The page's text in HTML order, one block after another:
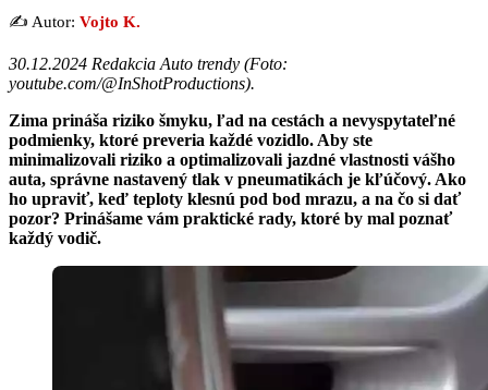
✍️ Autor: Vojto K.
30.12.2024 Redakcia Auto trendy (Foto:
youtube.com/@InShotProductions).
Zima prináša riziko šmyku, ľad na cestách a nevyspytateľné
podmienky, ktoré preveria každé vozidlo. Aby ste
minimalizovali riziko a optimalizovali jazdné vlastnosti vášho
auta, správne nastavený tlak v pneumatikách je kľúčový. Ako
ho upraviť, keď teploty klesnú pod bod mrazu, a na čo si dať
pozor? Prinášame vám praktické rady, ktoré by mal poznať
každý vodič.